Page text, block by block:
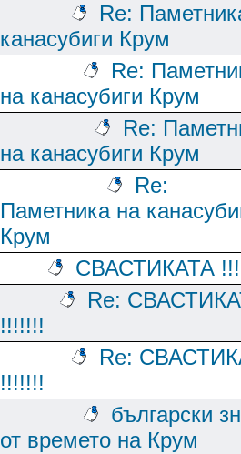
Re:
канасубиги Крум
Re:
на канасубиги Крум
Re:
на канасубиги Крум
Re:
Паметника на
Крум
СВАСТИКАТА
Re:
!!!!!!!
Re:
!!!!!!!
български
от времето на Крум